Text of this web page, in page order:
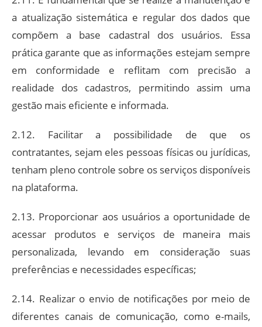
a atualização sistemática e regular dos dados que
compõem a base cadastral dos usuários. Essa
prática garante que as informações estejam sempre
em conformidade e reflitam com precisão a
realidade dos cadastros, permitindo assim uma
gestão mais eficiente e informada.
2.12. Facilitar a possibilidade de que os
contratantes, sejam eles pessoas físicas ou jurídicas,
tenham pleno controle sobre os serviços disponíveis
na plataforma.
2.13. Proporcionar aos usuários a oportunidade de
acessar produtos e serviços de maneira mais
personalizada, levando em consideração suas
preferências e necessidades específicas;
2.14. Realizar o envio de notificações por meio de
diferentes canais de comunicação, como e-mails,